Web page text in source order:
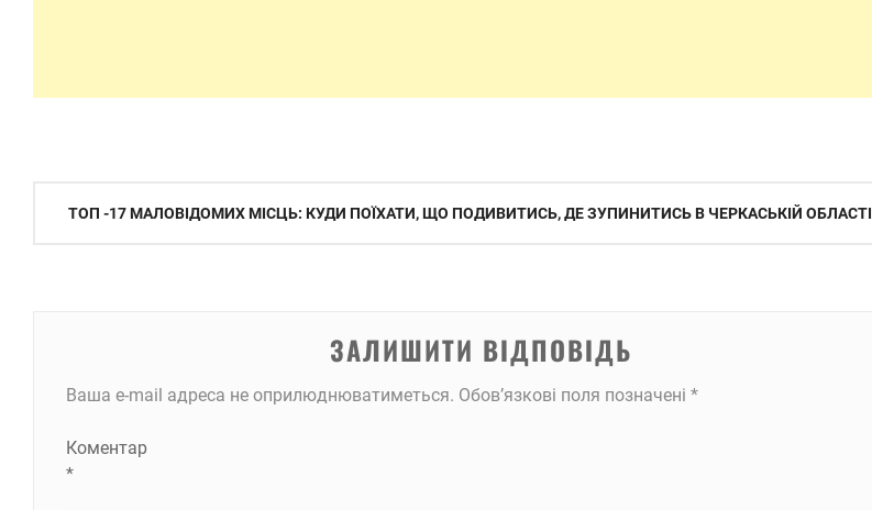
Навігація
ТОП -17 МАЛОВІДОМИХ МІСЦЬ: КУДИ ПОЇХАТИ, ЩО ПОДИВИТИСЬ, ДЕ ЗУПИНИТИСЬ В ЧЕРКАСЬКІЙ ОБЛАСТІ
ЗАЛИШИТИ ВІДПОВІДЬ
Ваша e-mail адреса не оприлюднюватиметься. Обов’язкові поля позначені *
Коментар
*